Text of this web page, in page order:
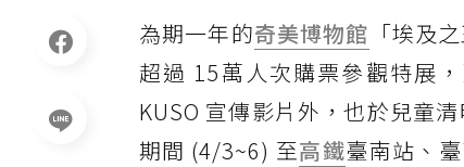
為期一年的奇美博物館 「埃及
超過 15萬人次購票參觀特展
KUSO 宣傳影片外，也於兒童清
期間 (4/3~6) 至高鐵臺南站、